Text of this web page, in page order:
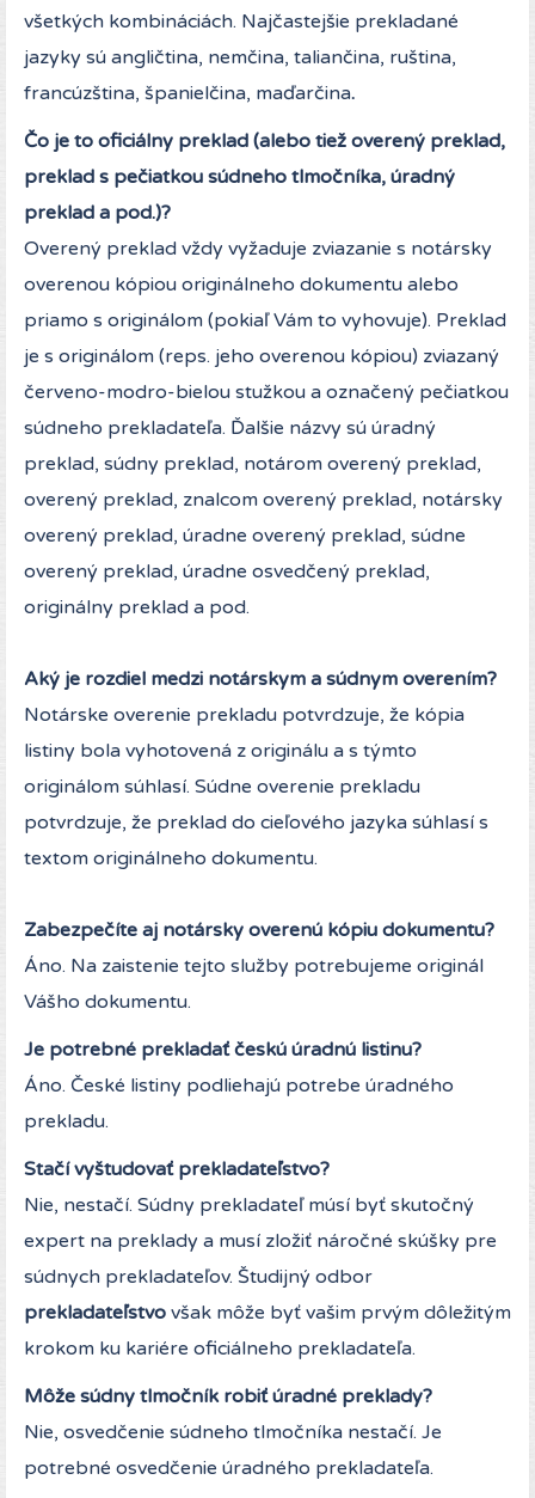
všetkých kombináciách. Najčastejšie prekladané
jazyky sú angličtina, nemčina, taliančina, ruština,
francúzština, španielčina, maďarčina.
Čo je to oficiálny preklad (alebo tiež overený preklad,
preklad s pečiatkou súdneho tlmočníka, úradný
preklad a pod.)?
Overený preklad vždy vyžaduje zviazanie s notársky
overenou kópiou originálneho dokumentu alebo
priamo s originálom (pokiaľ Vám to vyhovuje). Preklad
je s originálom (reps. jeho overenou kópiou) zviazaný
červeno-modro-bielou stužkou a označený pečiatkou
súdneho prekladateľa. Ďalšie názvy sú úradný
preklad, súdny preklad, notárom overený preklad,
overený preklad, znalcom overený preklad, notársky
overený preklad, úradne overený preklad, súdne
overený preklad, úradne osvedčený preklad,
originálny preklad a pod.
Aký je rozdiel medzi notárskym a súdnym overením?
Notárske overenie prekladu potvrdzuje, že kópia
listiny bola vyhotovená z originálu a s týmto
originálom súhlasí. Súdne overenie prekladu
potvrdzuje, že preklad do cieľového jazyka súhlasí s
textom originálneho dokumentu.
Zabezpečíte aj notársky overenú kópiu dokumentu?
Áno. Na zaistenie tejto služby potrebujeme originál
Vášho dokumentu.
Je potrebné prekladať českú úradnú listinu?
Áno. České listiny podliehajú potrebe úradného
prekladu.
Stačí vyštudovať prekladateľstvo?
Nie, nestačí. Súdny prekladateľ músí byť skutočný
expert na preklady a musí zložiť náročné skúšky pre
súdnych prekladateľov. Študijný odbor
prekladateľstvo však môže byť vašim prvým dôležitým
krokom ku kariére oficiálneho prekladateľa.
Môže súdny tlmočník robiť úradné preklady?
Nie, osvedčenie súdneho tlmočníka nestačí. Je
potrebné osvedčenie úradného prekladateľa.